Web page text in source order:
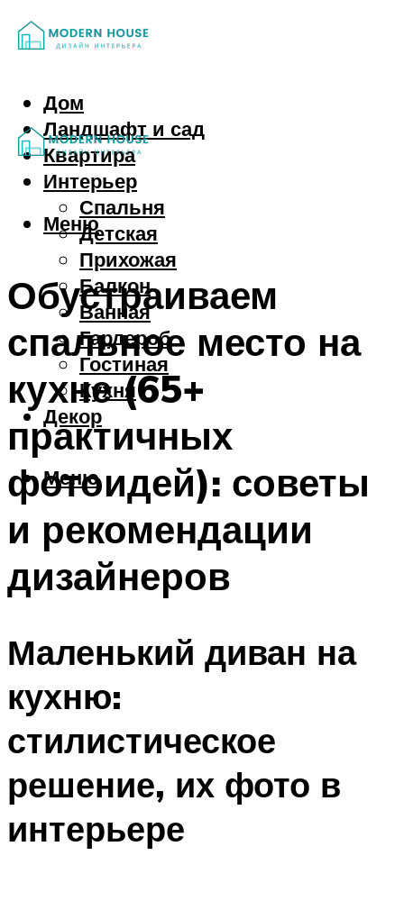
Дом
Ландшафт и сад
Квартира
Интерьер
Спальня
Детская
Прихожая
Балкон
Ванная
Гардероб
Гостиная
Кухня
Декор
Меню
Меню
Обустраиваем
спальное место на
кухне (65+
практичных
фотоидей): советы
и рекомендации
дизайнеров
Маленький диван на
кухню:
стилистическое
решение, их фото в
интерьере